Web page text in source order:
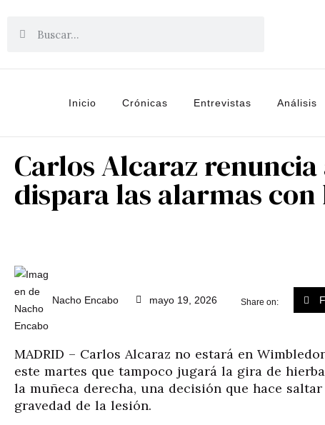
Inicio Crónicas Entrevistas Análisis
Carlos Alcaraz
dispara las alarmas
Nacho Encabo mayo 19, 2026 Share on:
MADRID – Carlos Alcaraz no estará en
este martes que tampoco jugará la gira de
la muñeca derecha, una decisión que hace
gravedad de la lesión.